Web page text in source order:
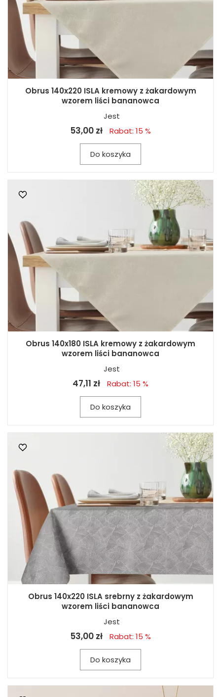
Obrus 140x220 ISLA kremowy z żakardowym
wzorem liści bananowca
Jest
53,00 zł Rabat: 15 %
Do koszyka
Obrus 140x180 ISLA kremowy z żakardowym
wzorem liści bananowca
Jest
47,11 zł Rabat: 15 %
Do koszyka
Obrus 140x220 ISLA srebrny z żakardowym
wzorem liści bananowca
Jest
53,00 zł Rabat: 15 %
Do koszyka